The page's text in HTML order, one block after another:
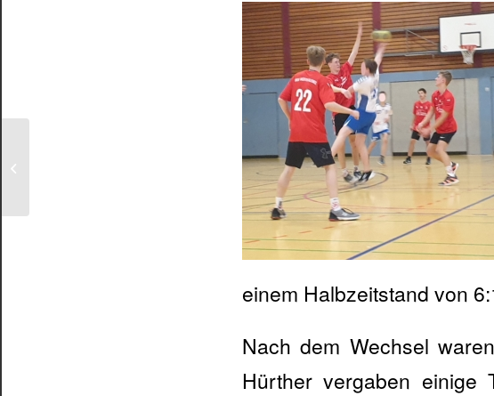
einem Halbzeitstand von
Nach dem Wechsel
Hürther vergaben einige